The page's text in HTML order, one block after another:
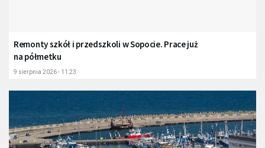
Remonty szkół i przedszkoli w Sopocie. Prace już
na półmetku
9 sierpnia 2026 - 11:23